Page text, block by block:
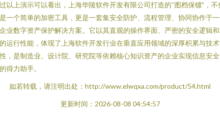
以上演示可以看出，上海华陵软件开发有限公司打造的“图档保镖”，不
一个简单的加密工具，更是一套集安全防护、流程管理、协同协作于
业数字资产保护解决方案。它以其直观的操作界面、严密的安全逻辑
运行性能，体现了上海软件开发行业在垂直应用领域的深厚积累与技
，是制造业、设计院、研究院等依赖核心知识资产的企业实现信息安
得力助手。
如若转载，请注明出处：http://www.elwqxa.com/product/54.html
更新时间：2026-08-08 04:54:57